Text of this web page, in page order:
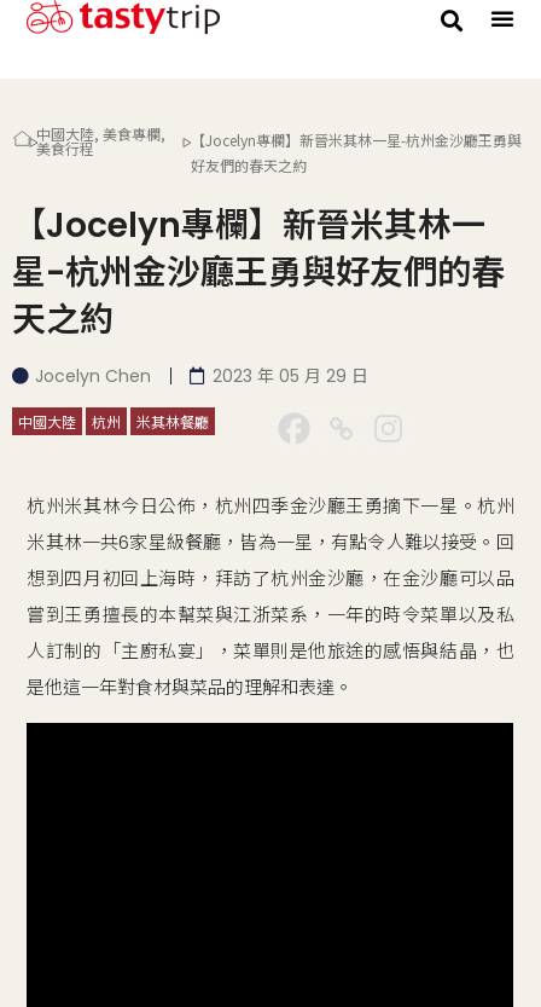
中國大陸,美食專欄,
美食行程
【Jocelyn專欄】新晉米其林一星-杭州金沙廳王勇與
好友們的春天之約
【Jocelyn專欄】新晉米其林一
星-杭州金沙廳王勇與好友們的春
天之約
Jocelyn Chen 2023 年 05 月 29 日
中國大陸 杭州 米其林餐廳
杭州米其林今日公佈，杭州四季金沙廳王勇摘下一星。杭州
米其林一共6家星級餐廳，皆為一星，有點令人難以接受。回
想到四月初回上海時，拜訪了杭州金沙廳，在金沙廳可以品
嘗到王勇擅長的本幫菜與江浙菜系，一年的時令菜單以及私
人訂制的「主廚私宴」，菜單則是他旅途的感悟與結晶，也
是他這一年對食材與菜品的理解和表達。